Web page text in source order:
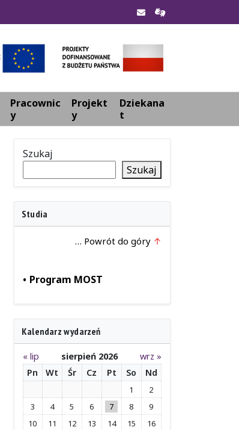
Pracownic
y
Projekt
y
Dziekana
t
Szukaj
Szukaj
Studia
… Powrót do góry
Program MOST
Kalendarz wydarzeń
« lip sierpień 2026
wrz »
Pn
Wt Śr Cz Pt So Nd
1
2
3
4 5 6 7 8
9
10
11 12 13 14 15
16